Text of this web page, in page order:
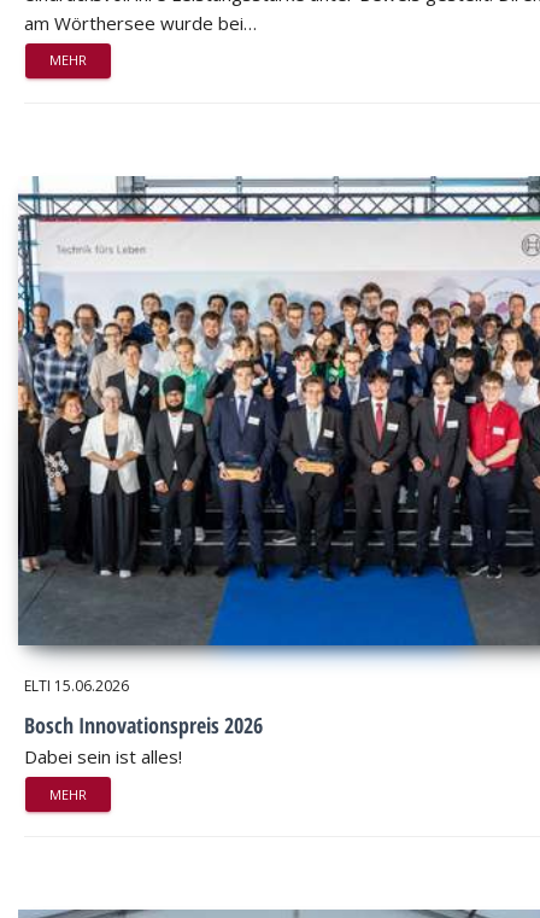
am Wörthersee wurde bei…
MEHR
ELTI 15.06.2026
Bosch Innovationspreis 2026
Dabei sein ist alles!
MEHR